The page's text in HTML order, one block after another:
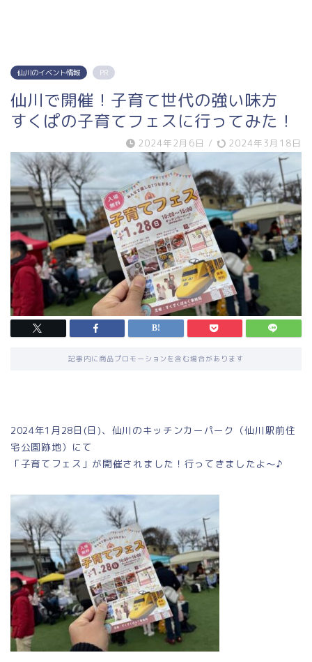
仙川のイベント情報 PR
仙川で開催！子育て世代の強い味方
すくぱの子育てフェスに行ってみた！
2024年2月6日 / 2024年3月18日
記事内に商品プロモーションを含む場合があります
2024年1月28日(日)、仙川のキッチンカーパーク（仙川駅前住
宅公園跡地）にて
「子育てフェス」が開催されました！行ってきましたよ～♪